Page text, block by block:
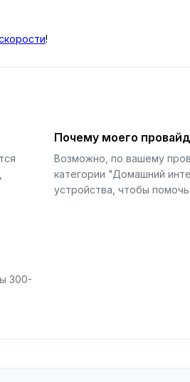
!
Почему моего
Возможно, по вашему
категории "Домашний
устройства, чтобы
300-